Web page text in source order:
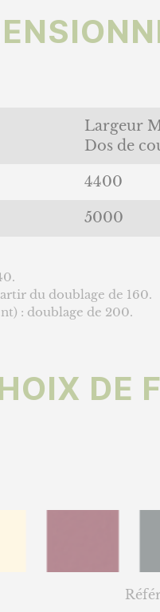
Largeur
Dos de
4400
5000
du doublage de 160.
: doublage de 200.
DE